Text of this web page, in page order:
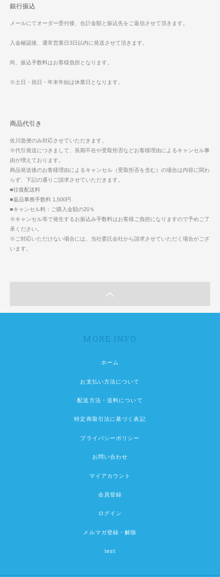
銀行振込
メールにてオーダー受付後、合計金額と振込先をご返信させて頂きます。
入金確認後、通常営業日3日以内に発送させて頂きます。
尚、振込手数料はお客様負担となります。
※土日・祝日・年末年始は休業日となります。
商品代引き
佐川急便のみ対応させていただきます。
※代引発送につきまして、長期不在や受取拒否などお客様理由によるキャンセル事
由が増えております。
商品発送後のお客様理由によるキャンセル（受取拒否を含む）の場合は内容に関わ
らず、下記の通りご請求させていただきます。
■往復配送料
■返品事務手数料 1,500円
■キャンセル料：ご購入金額の20％
※キャンセル等で発生するお振込み手数料はお客様ご負担になりますので予めご了
承ください。
※ご対応いただけない場合には、当社委託会社から請求させていただく場合がござ
います。
MORE INFO
ホーム
お支払い方法について
配送方法・送料について
特定商取引法に基づく表記
プライバシーポリシー
お問い合わせ
マイアカウント
会員登録
ログイン
メルマガ登録・解除
test